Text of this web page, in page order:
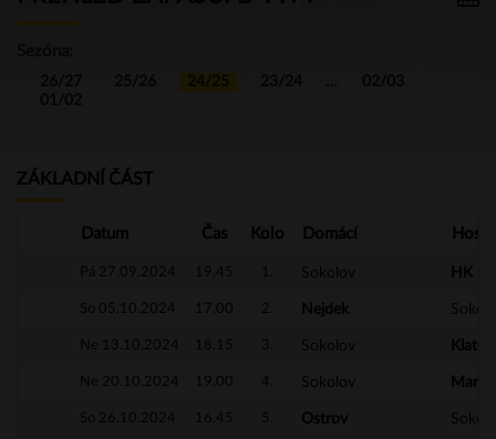
ZÁKLADNÍ ČÁST
Datum Čas Kolo Domácí Hosté
Pá 27.09.2024 19.45 1. Sokolov HK
So 05.10.2024 17.00 2. Nejdek
Ne 13.10.2024 18.15 3. Sokolov
Ne 20.10.2024 19.00 4. Sokolov Mar.
So 26.10.2024 16.45 5. Ostrov